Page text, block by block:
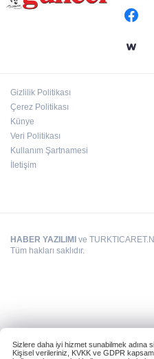
Gizlilik Politikası
Çerez Politikası
Künye
Veri Politikası
Kullanım Şartnamesi
İletişim
HABER YAZILIMI ve
Tüm hakları saklıdır.
Sizlere daha iyi hizmet sunabilmek adına
Kişisel verileriniz, KVKK ve GDPR